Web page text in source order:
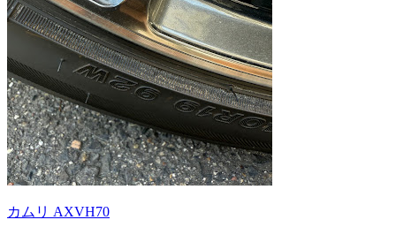
カムリ AXVH70